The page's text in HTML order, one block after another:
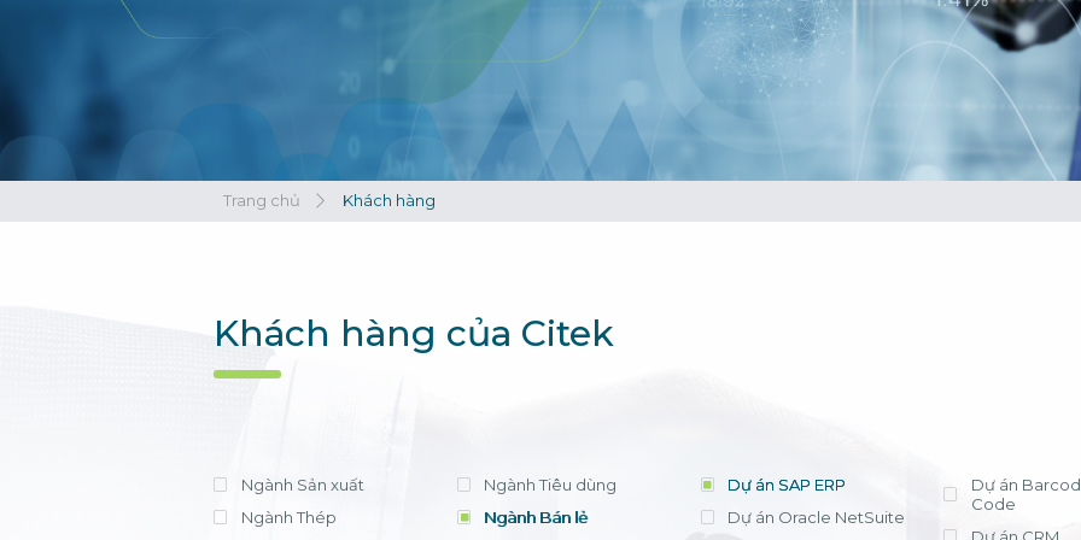
tháng, chi phí
phí license
ứng dụng
cần lựa chọn
triển khai có
Xem chi tiết
Bà Nguyễn
Trưởng Phòng
- Công ty
Trang chủ Khách hàng
Khách hàng của Citek
Ngành Sản xuất
Ngành Thép
Ngành Tiêu dùng
Ngành Bán lẻ
Dự án SAP ERP
Dự án Oracle NetSuite
Dự án
Code